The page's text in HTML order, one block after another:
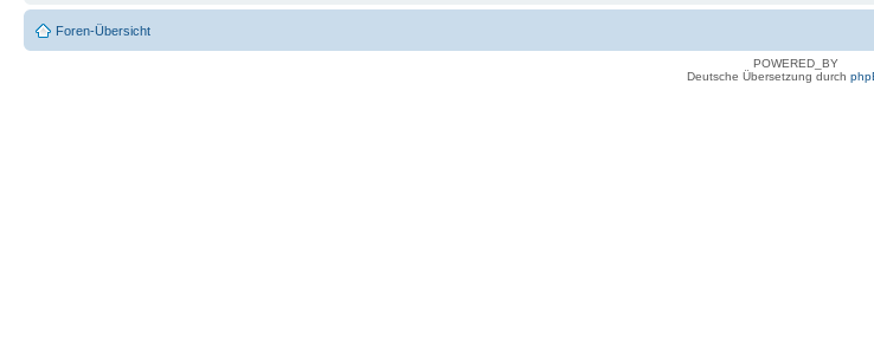
Foren-Übersicht
POWERED_BY
Deutsche Übersetzung durch